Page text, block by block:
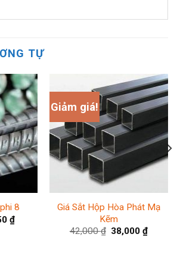
TỰ
8
₫
Giảm giá!
Giá Sắt Hộp Hòa Phát Mạ
Kẽm
42,000₫ 38,000₫